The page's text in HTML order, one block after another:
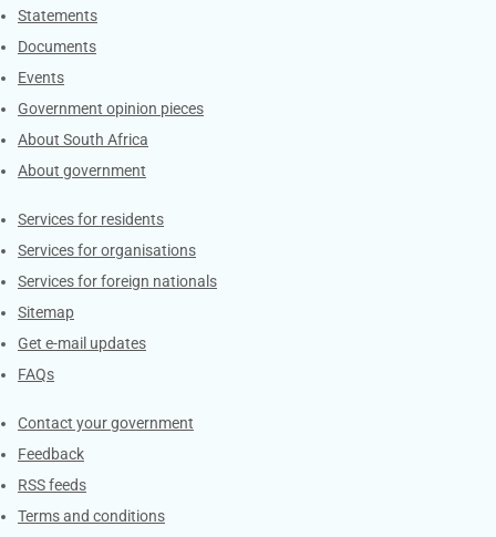
Explore Gov.za
Statements
Documents
Events
Government opinion pieces
About South Africa
About government
Contacts
Services for residents
Services for organisations
Services for foreign nationals
Sitemap
Get e-mail updates
FAQs
Services
Contact your government
Feedback
RSS feeds
Terms and conditions